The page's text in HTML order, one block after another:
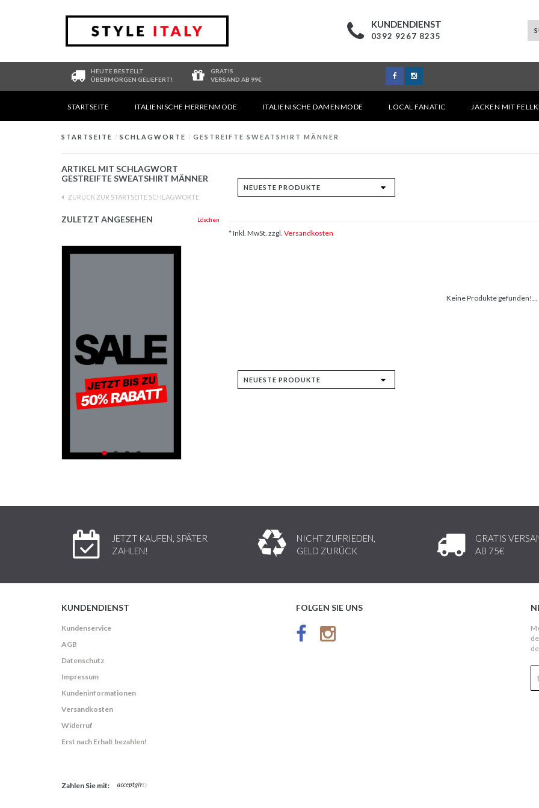
KUNDENDIENST
0392 9267 8235
HEUTE BESTELLT
ÜBERMORGEN GELIEFERT!
GRATIS
VERSAND AB 99€
STARTSEITE ITALIENISCHE HERRENMODE ITALIENISCHE DAMENMODE LOCAL FANATIC JACKEN MIT
STARTSEITE / SCHLAGWORTE / GESTREIFTE SWEATSHIRT MÄNNER
ARTIKEL MIT SCHLAGWORT
GESTREIFTE SWEATSHIRT MÄNNER
ZURÜCK ZUR STARTSEITE SCHLAGWORTE
ZULETZT ANGESEHEN Löschen
* Inkl. MwSt. zzgl. Versandkosten
Keine Produkte gefunden!...
JETZT KAUFEN, SPÄTER
ZAHLEN!
NICHT ZUFRIEDEN,
GELD ZURÜCK
GRATIS
AB 75€
KUNDENDIENST
Kundenservice
AGB
Datenschutz
Impressum
Kundeninformationen
Versandkosten
Widerruf
Erst nach Erhalt bezahlen!
FOLGEN SIE UNS
Zahlen Sie mit: